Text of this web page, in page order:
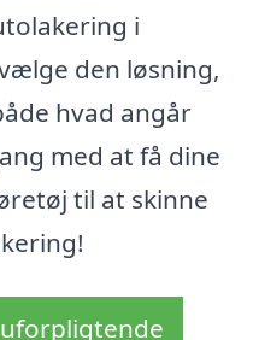
i
den løsning,
hvad angår
med at få dine
til at skinne